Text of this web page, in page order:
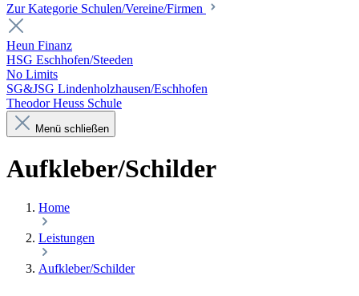
Zur Kategorie Schulen/Vereine/Firmen
Heun Finanz
HSG Eschhofen/Steeden
No Limits
SG&JSG Lindenholzhausen/Eschhofen
Theodor Heuss Schule
Menü schließen
Aufkleber/Schilder
Home
Leistungen
Aufkleber/Schilder